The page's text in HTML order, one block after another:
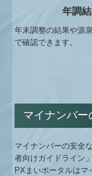
年調
年末調整の結果や源
で確認できます。
マイナンバー
マイナンバーの安全
者向けガイドライン
PXまいポータルはマ